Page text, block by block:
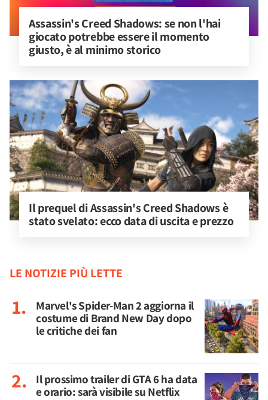
Assassin's Creed Shadows: se non l'hai
giocato potrebbe essere il momento
giusto, è al minimo storico
Il prequel di Assassin's Creed Shadows è
stato svelato: ecco data di uscita e prezzo
LE NOTIZIE PIÙ LETTE
Marvel's Spider-Man 2 aggiorna il
costume di Brand New Day dopo
le critiche dei fan
Il prossimo trailer di GTA 6 ha data
e orario: sarà visibile su Netflix